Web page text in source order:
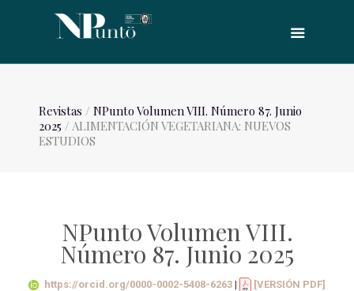
Revistas / NPunto Volumen VIII. Número 87. Junio
2025 / ALIMENTACIÓN VEGETARIANA: NUEVOS
ESTUDIOS
NPunto Volumen VIII.
Número 87. Junio 2025
https://orcid.org/0000-0002-5408-6263|
[VERSIÓN PDF]